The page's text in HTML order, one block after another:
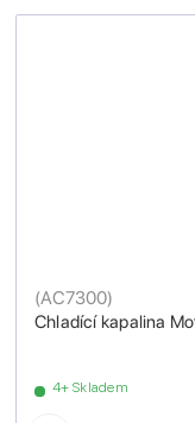
Chladící kapalina
(AC7300)
4+ Skladem